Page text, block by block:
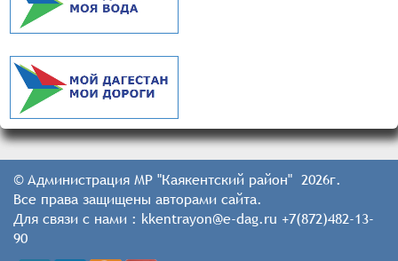
© Администрация МР "Каякентский район" 2026г.
Все права защищены авторами сайта.
Для связи с нами : kkentrayon@e-dag.ru +7(872)482-13-
90